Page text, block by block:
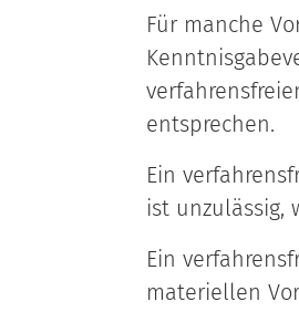
Für manche
entsprechen.
Ein
ist unzulässig,
Ein
materiellen